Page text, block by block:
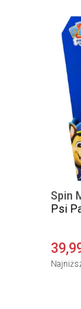
Spin
Psi